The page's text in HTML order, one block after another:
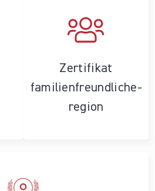
Zertifikat
familienfreundliche­
region